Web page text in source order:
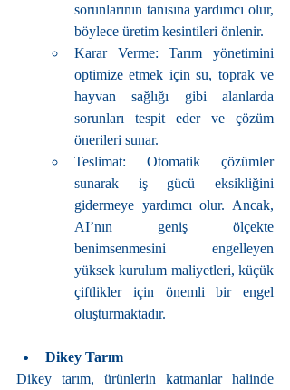
sorunlarının tanısına yardımcı olur,
böylece üretim kesintileri önlenir.
Karar Verme: Tarım yönetimini
optimize etmek için su, toprak ve
hayvan sağlığı gibi alanlarda
sorunları tespit eder ve çözüm
önerileri sunar.
Teslimat: Otomatik çözümler
sunarak iş gücü eksikliğini
gidermeye yardımcı olur. Ancak,
AI’nın geniş ölçekte
benimsenmesini engelleyen
yüksek kurulum maliyetleri, küçük
çiftlikler için önemli bir engel
oluşturmaktadır.
Dikey Tarım
Dikey tarım, ürünlerin katmanlar halinde